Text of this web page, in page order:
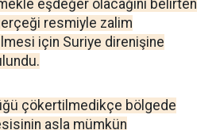
eşdeğer olacağını belirten
resmiyle zalim
için Suriye direnişine
çökertilmedikçe bölgede
asla mümkün